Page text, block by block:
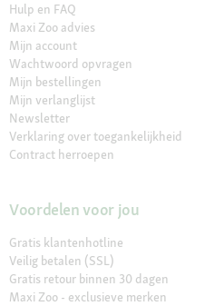
Hulp en FAQ
Maxi Zoo advies
Mijn account
Wachtwoord opvragen
Mijn bestellingen
Mijn verlanglijst
Newsletter
Verklaring over toegankelijkheid
Contract herroepen
Voordelen voor jou
Gratis klantenhotline
Veilig betalen (SSL)
Gratis retour binnen 30 dagen
Maxi Zoo - exclusieve merken